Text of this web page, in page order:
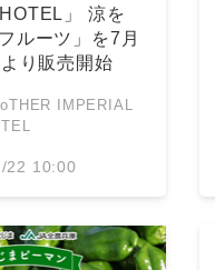
」 涼を
ルーツ」を7月
り販売開始
IMPERIAL
22 10:00